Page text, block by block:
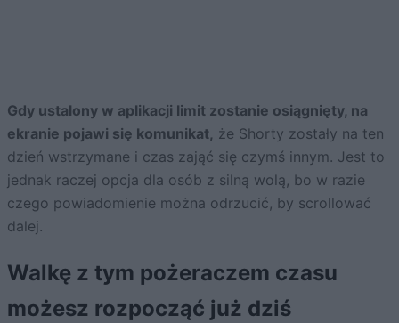
Gdy ustalony w aplikacji limit zostanie osiągnięty, na
ekranie pojawi się komunikat, że Shorty zostały na ten
dzień wstrzymane i czas zająć się czymś innym. Jest to
jednak raczej opcja dla osób z silną wolą, bo w razie
czego powiadomienie można odrzucić, by scrollować
dalej.
Walkę z tym pożeraczem czasu
możesz rozpocząć już dziś